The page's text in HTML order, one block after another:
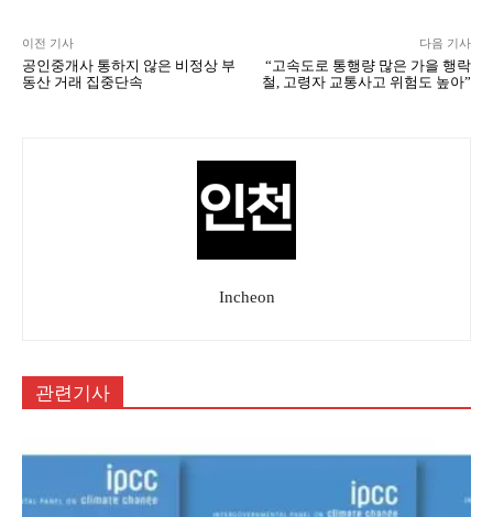
이전 기사
공인중개사 통하지 않은 비정상 부
동산 거래 집중단속
다음 기사
“고속도로 통행량 많은 가을 행락
철, 고령자 교통사고 위험도 높아”
Incheon
관련기사